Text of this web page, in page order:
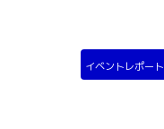
イベントレポート